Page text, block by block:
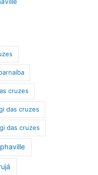
cruzes
das cruzes
das cruzes